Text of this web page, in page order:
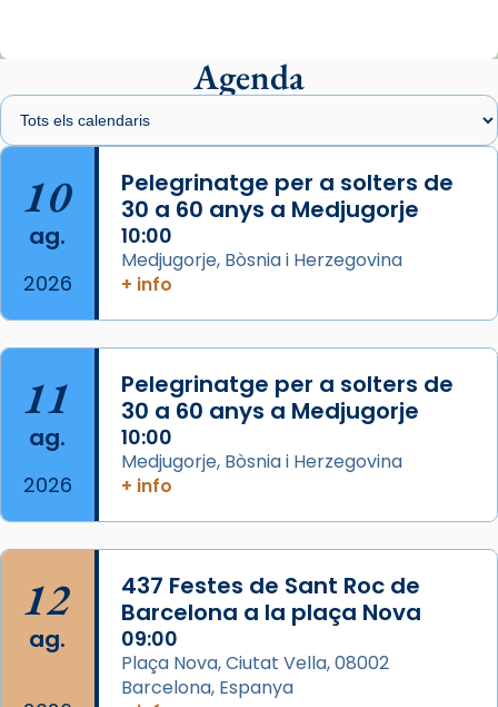
presidit aquest 27 de juliol la missa de Les
Santes de Mataró.
🔗
📸 J. Merino
Photo
View on Facebook ·
de Barcelona.
Aquest dilluns, 27 de juliol, ha tingut lloc la
missa d’acció de gràcies en agraïment al
comitè organitzador de la visita apostòlica
del Sant Pare Lleó XIV a Barcelona, i als
col·laboradors, a la Catedral de Barcelona.
L’arquebisbe de Barcelona, el cardenal Joan
Josep Omella, ha presidit la missa i l’ha
concelebrat el bisbe auxiliar de Barcelona,
Mons. David Abadías.
📸 Dr. G. Simón
Photo
Agenda
10
ag.
2026
Pelegrinatge per a solters de
30 a 60 anys a Medjugorje
10:00
Medjugorje, Bòsnia i Herzegovina
+ info
11
ag.
2026
Pelegrinatge per a solters de
30 a 60 anys a Medjugorje
10:00
Medjugorje, Bòsnia i Herzegovina
+ info
12
ag.
437 Festes de Sant Roc de
Barcelona a la plaça Nova
09:00
Plaça Nova, Ciutat Vella, 08002
Barcelona, Espanya